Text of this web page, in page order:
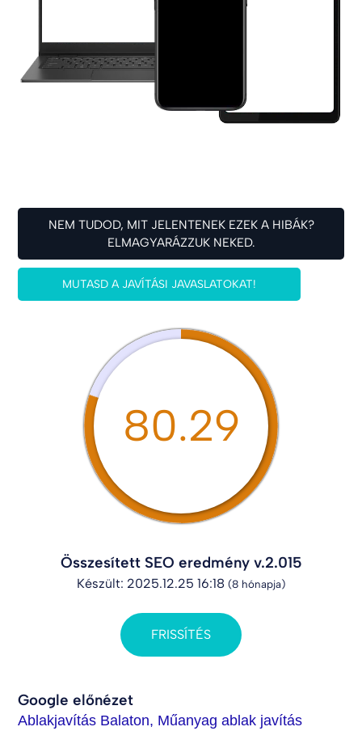
NEM TUDOD, MIT JELENTENEK EZEK A HIBÁK?
ELMAGYARÁZZUK NEKED.
MUTASD A JAVÍTÁSI JAVASLATOKAT!
80.29
Összesített SEO eredmény v.2.015
Készült: 2025.12.25 16:18 (8 hónapja)
FRISSÍTÉS
Google előnézet
Ablakjavítás Balaton, Műanyag ablak javítás